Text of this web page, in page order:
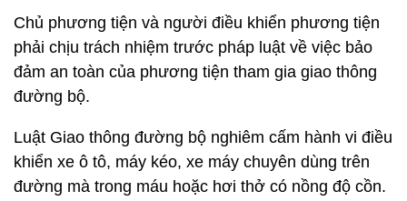
Chủ phương tiện và người điều khiển phương tiện
phải chịu trách nhiệm trước pháp luật về việc bảo
đảm an toàn của phương tiện tham gia giao thông
đường bộ.
Luật Giao thông đường bộ nghiêm cấm hành vi điều
khiển xe ô tô, máy kéo, xe máy chuyên dùng trên
đường mà trong máu hoặc hơi thở có nồng độ cồn.